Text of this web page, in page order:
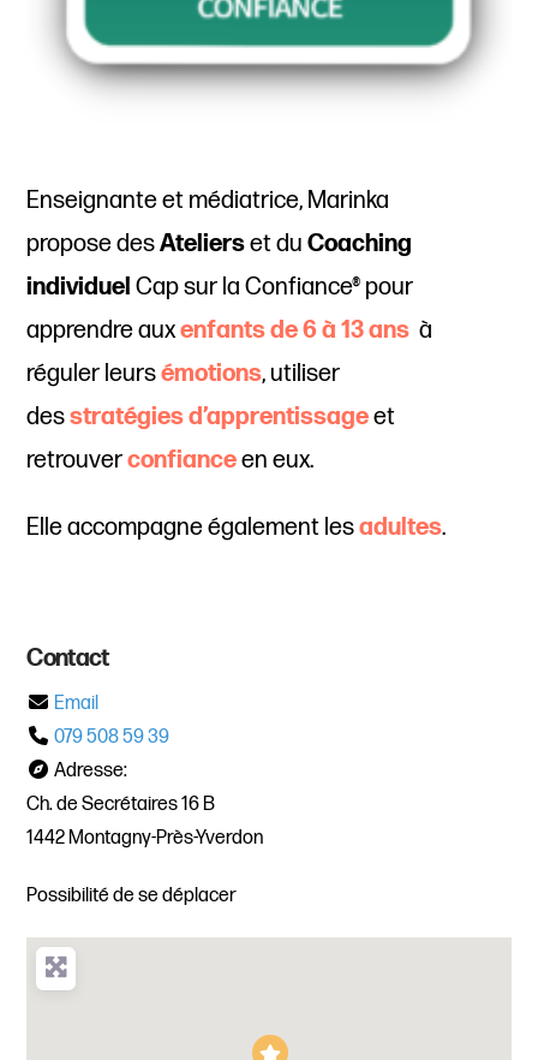
Enseignante et médiatrice, Marinka
propose desAtelierset duCoaching
individuel Cap sur la Confiance® pour
apprendre auxenfants de 6 à 13 ans à
réguler leursémotions, utiliser
desstratégies d’apprentissageet
retrouverconfianceen eux.
Elle accompagne également lesadultes.
Contact
Email
079 508 59 39
Adresse:
Ch. de Secrétaires 16 B
1442 Montagny-Près-Yverdon
Possibilité de se déplacer